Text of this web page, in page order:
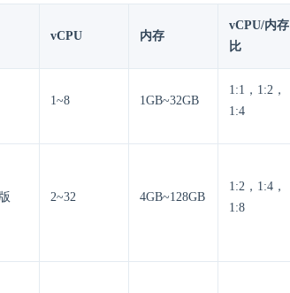
vCPU 内存
vCPU/内存
比
1~8 1GB~32GB
1:1，1:2，
1:4
2~32 4GB~128GB
1:2，1:4，
1:8